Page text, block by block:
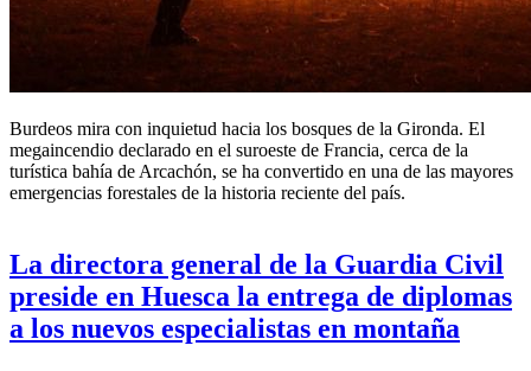
Burdeos mira con inquietud hacia los bosques de la Gironda. El
megaincendio declarado en el suroeste de Francia, cerca de la
turística bahía de Arcachón, se ha convertido en una de las mayores
emergencias forestales de la historia reciente del país.
La directora general de la Guardia Civil
preside en Huesca la entrega de diplomas
a los nuevos especialistas en montaña